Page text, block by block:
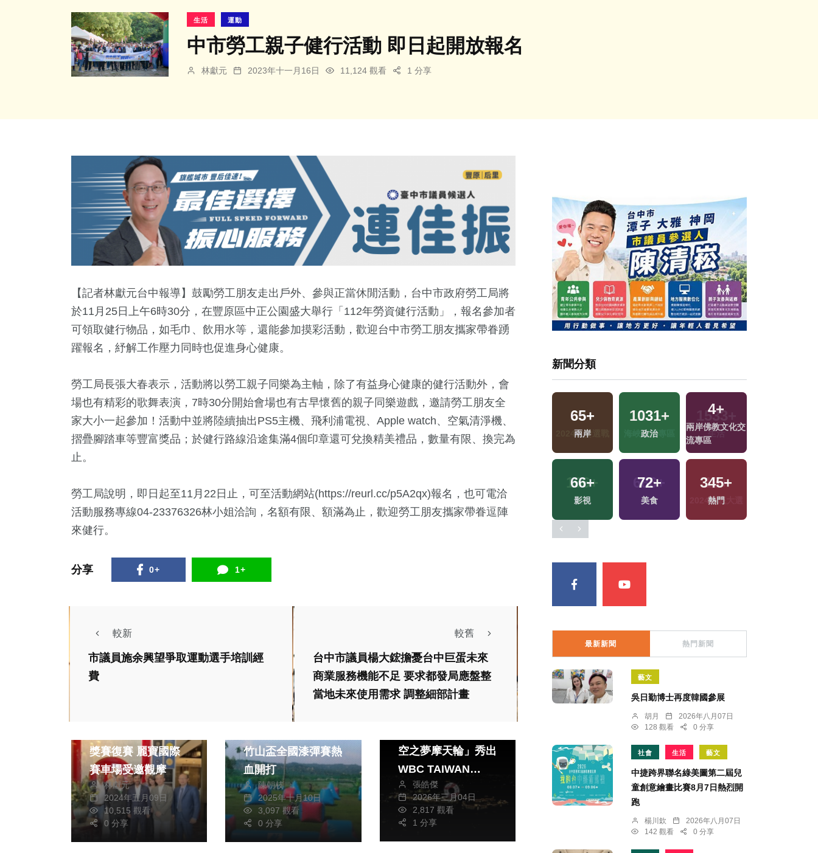
生活 運動
中市勞工親子健行活動 即日起開放報名
林獻元 2023年十一月16日 11,124 觀看 1 分享
【記者林獻元台中報導】鼓勵勞工朋友走出戶外、參與正當休閒活動，台中市政府勞工局將
於11月25日上午6時30分，在豐原區中正公園盛大舉行「112年勞資健行活動」，報名參加者
可領取健行物品，如毛巾、飲用水等，還能參加摸彩活動，歡迎台中市勞工朋友攜家帶眷踴
躍報名，紓解工作壓力同時也促進身心健康。
勞工局長張大春表示，活動將以勞工親子同樂為主軸，除了有益身心健康的健行活動外，會
場也有精彩的歌舞表演，7時30分開始會場也有古早懷舊的親子同樂遊戲，邀請勞工朋友全
家大小一起參加！活動中並將陸續抽出PS5主機、飛利浦電視、Apple watch、空氣清淨機、
摺疊腳踏車等豐富獎品；於健行路線沿途集滿4個印章還可兌換精美禮品，數量有限、換完為
止。
勞工局說明，即日起至11月22日止，可至活動網站(https://reurl.cc/p5A2qx)報名，也可電洽
活動服務專線04-23376326林小姐洽詢，名額有限、額滿為止，歡迎勞工朋友攜家帶眷逗陣
來健行。
分享 0+ 1+
較新
市議員施余興望爭取運動選手培訓經
費
較舊
台中市議員楊大鋐擔憂台中巨蛋未來
商業服務機能不足 要求都發局應盤整
當地未來使用需求 調整細部計畫
獎賽復賽 麗寶國際
賽車場受邀觀摩
林獻元
2024年五月09日
10,515 觀看
0 分享
竹山盃全國漆彈賽熱
血開打
陳朝枝
2025年十月10日
3,097 觀看
0 分享
空之夢摩天輪」秀出
WBC TAIWAN
FIGHTING等字樣為
中華隊應援打氣
張皓傑
2026年三月04日
2,817 觀看
1 分享
健康及醫療
孕媽咪也能動！懷孕
運動
新竹縣622名選手及
新聞分類
567+
健康及醫療
1364+
社會
演唱會 評論
496+
財經及消費
36+
兩岸道教文化交
流專區
33+
2024立委選戰
13+
海峽論壇專區
1533
運動 綜合 2024總統大選
65+
兩岸
1031+
政治
4+
兩岸佛教文化交
流專區
66+
影視
72+
美食
345+
熱門
最新新聞 熱門新聞
藝文
吳日勤博士再度韓國參展
胡月
2026年八月07日
128 觀看
0 分享
社會 生活 藝文
中捷跨界聯名綠美圖第二屆兒
童創意繪畫比賽8月7日熱烈開
跑
楊川欽
2026年八月07日
142 觀看
0 分享